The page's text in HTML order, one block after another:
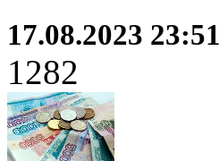
17.08.2023 23:51
1282